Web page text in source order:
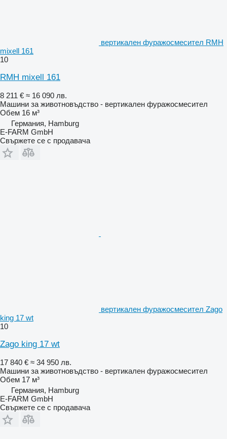
вертикален фуражосмесител RMH
mixell 161
10
RMH mixell 161
8 211 € ≈ 16 090 лв.
Машини за животновъдство - вертикален фуражосмесител
Обем 16 м³
Германия, Hamburg
E-FARM GmbH
Свържете се с продавача
вертикален фуражосмесител Zago
king 17 wt
10
Zago king 17 wt
17 840 € ≈ 34 950 лв.
Машини за животновъдство - вертикален фуражосмесител
Обем 17 м³
Германия, Hamburg
E-FARM GmbH
Свържете се с продавача